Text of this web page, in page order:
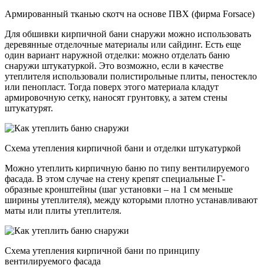
Армированный тканью скотч на основе ПВХ (фирма Forsace)
Для обшивки кирпичной бани снаружи можно использовать
деревянные отделочные материалы или сайдинг. Есть еще
один вариант наружной отделки: можно отделать баню
снаружи штукатуркой. Это возможно, если в качестве
утеплителя использовали полистирольные плиты, пеностекло
или пенопласт. Тогда поверх этого материала кладут
армировочную сетку, наносят грунтовку, а затем стены
штукатурят.
Схема утепления кирпичной бани и отделки штукатуркой
Можно утеплить кирпичную баню по типу вентилируемого
фасада. В этом случае на стену крепят специальные Г-
образные кронштейны (шаг установки – на 1 см меньше
ширины утеплителя), между которыми плотно устанавливают
маты или плиты утеплителя.
Схема утепления кирпичной бани по принципу
вентилируемого фасада